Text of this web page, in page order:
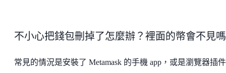
不小心把錢包刪掉了怎麼辦？裡面的幣會不見
常見的情況是安裝了 Metamask 的手機 app，或是瀏覽器插